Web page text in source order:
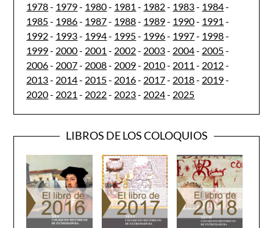
1978- 1979- 1980- 1981 - 1982- 1983- 1984-
1985- 1986- 1987- 1988- 1989- 1990- 1991 -
1992- 1993- 1994- 1995- 1996- 1997- 1998-
1999- 2000- 2001 - 2002- 2003- 2004- 2005-
2006- 2007- 2008- 2009- 2010- 2011 - 2012-
2013- 2014- 2015- 2016- 2017- 2018- 2019-
2020- 2021 - 2022- 2023- 2024- 2025
LIBROS DE LOS COLOQUIOS